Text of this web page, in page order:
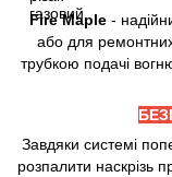
Fire Maple-
або для
трубкою подачі
Завдяки системі
розпалити наскрізь